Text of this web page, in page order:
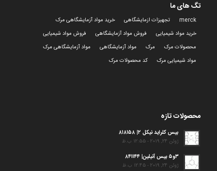
تگ های ما
merck تجهیزات ازمایشگاهی
خرید مواد آزمایشگاهی مرک
خرید مواد شیمیایی
فروش مواد آزمایشگاهی
فروش مواد شیمیایی
محصولات مرک
مرک مواد آزمایشگاهی
مواد آزمایشگاهی مرک
مواد شیمیایی مرک
کد محصولات مرک
محصولات تازه
بیس کلراید نیکل ۲| ۸۱۸۱۵۸
ژوئن 24, 2019 - 12:55 ب.ظ
۳و۵ بیس آنیلین| ۸۴۱۱۴۴
ژوئن 24, 2019 - 12:45 ب.ظ